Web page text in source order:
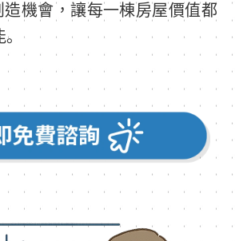
造機會，讓每一棟房屋價值都